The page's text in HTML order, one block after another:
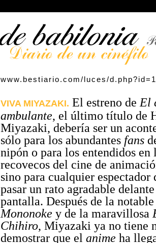
www.bestiario.com/luces/
VIVA MIYAZAKI. El estreno de El
ambulante, el último título de
Miyazaki, debería ser un
sólo para los abundantes fans
nipón o para los entendidos en
recovecos del cine de
sino para cualquier espectador
pasar un rato agradable
pantalla. Después de la
Mononoke y de la maravillosa
Chihiro, Miyazaki ya no tiene
demostrar que el anime ha